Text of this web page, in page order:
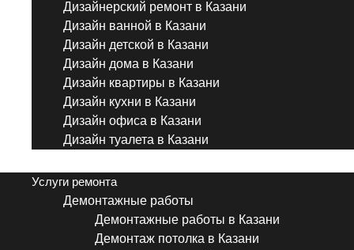
Дизайнерский ремонт в Казани
Дизайн ванной в Казани
Дизайн детской в Казани
Дизайн дома в Казани
Дизайн квартиры в Казани
Дизайн кухни в Казани
Дизайн офиса в Казани
Дизайн туалета в Казани
Услуги ремонта
Демонтажные работы
Демонтажные работы в Казани
Демонтаж потолка в Казани